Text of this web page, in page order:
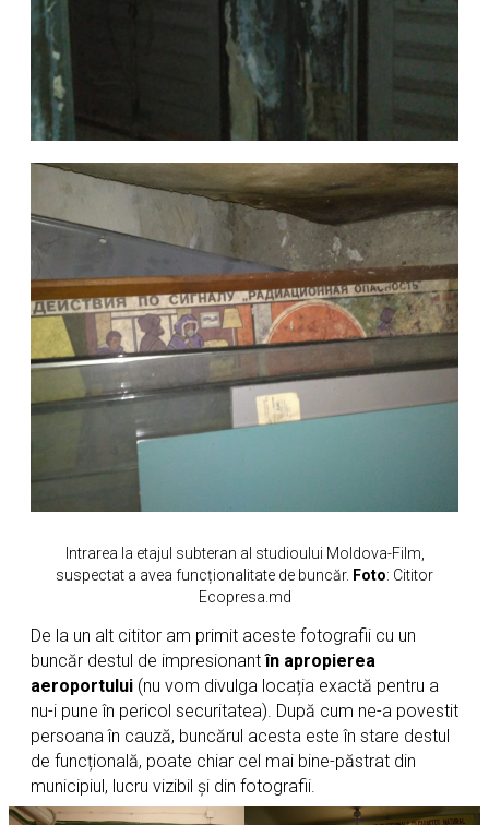
Intrarea la etajul subteran al studioului Moldova-Film,
suspectat a avea funcționalitate de buncăr. Foto: Cititor
Ecopresa.md
De la un alt cititor am primit aceste fotografii cu un
buncăr destul de impresionantîn apropierea
aeroportului (nu vom divulga locația exactă pentru a
nu-i pune în pericol securitatea). După cum ne-a povestit
persoana în cauză, buncărul acesta este în stare destul
de funcțională, poate chiar cel mai bine-păstrat din
municipiul, lucru vizibil și din fotografii.